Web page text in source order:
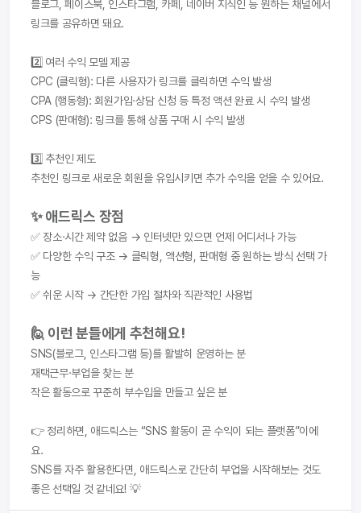
블로그, 페이스북, 인스타그램, 카페, 네이버 지식인 등 원하는 채널에서
링크를 공유하면 돼요.
2️⃣ 여러 수익 모델 제공
CPC (클릭형): 다른 사용자가 링크를 클릭하면 수익 발생
CPA (행동형): 회원가입·상담 신청 등 특정 액션 완료 시 수익 발생
CPS (판매형): 링크를 통해 상품 구매 시 수익 발생
3️⃣ 추천인 제도
추천인 링크로 새로운 회원을 유입시키면 추가 수익을 얻을 수 있어요.
✨ 애드릭스 장점
✅ 장소·시간 제약 없음 → 인터넷만 있으면 언제 어디서나 가능
✅ 다양한 수익 구조 → 클릭형, 액션형, 판매형 중 원하는 방식 선택 가
능
✅ 쉬운 시작 → 간단한 가입 절차와 직관적인 사용법
🙋 이런 분들에게 추천해요!
SNS(블로그, 인스타그램 등)를 활발히 운영하는 분
재택근무·부업을 찾는 분
작은 활동으로 꾸준히 부수입을 만들고 싶은 분
👉 정리하면, 애드릭스는 “SNS 활동이 곧 수익이 되는 플랫폼”이에
요.
SNS를 자주 활용한다면, 애드릭스로 간단히 부업을 시작해보는 것도
좋은 선택일 것 같네요! 💡